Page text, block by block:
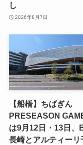
し
2026年8月7日
【船橋】ちばぎん
PRESEASON
は9月12日・13日、
長崎とアルティーリ